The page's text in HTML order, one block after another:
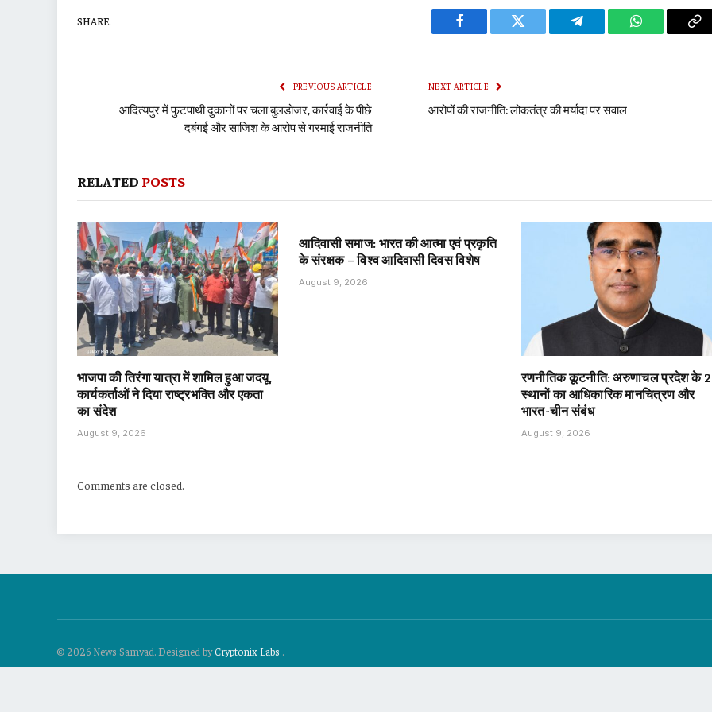
SHARE.
Facebook Twitter Telegram WhatsApp
PREVIOUS ARTICLE
आदित्यपुर में फुटपाथी दुकानों पर चला बुलडोजर, कार्रवाई के पीछे
दबंगई और साजिश के आरोप से गरमाई राजनीति
NEXT ARTICLE
आरोपों की राजनीति: लोकतंत्र की मर्यादा पर सवाल
RELATED POSTS
भाजपा की तिरंगा यात्रा में शामिल हुआ जदयू,
कार्यकर्ताओं ने दिया राष्ट्रभक्ति और एकता
का संदेश
August 9, 2026
आदिवासी समाज: भारत की आत्मा एवं प्रकृति
के संरक्षक – विश्व आदिवासी दिवस विशेष
August 9, 2026
रणनीतिक कूटनीति: अरुणाचल प्रदेश के
स्थानों का आधिकारिक मानचित्रण और
भारत-चीन संबंध
August 9, 2026
Comments are closed.
© 2026 News Samvad. Designed byCryptonix Labs .